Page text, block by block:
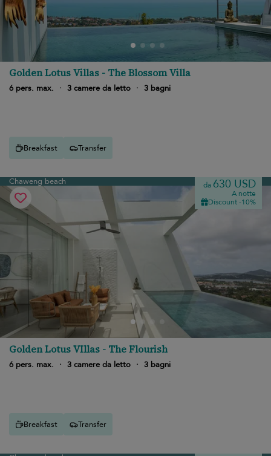
Golden Lotus Villas - The Blossom Villa
6 pers. max. · 3 camere da letto · 3 bagni
Breakfast Transfer
Chaweng beach da 630 USD
A notte
Discount -10%
Golden Lotus VIllas - The Flourish
6 pers. max. · 3 camere da letto · 3 bagni
Breakfast Transfer